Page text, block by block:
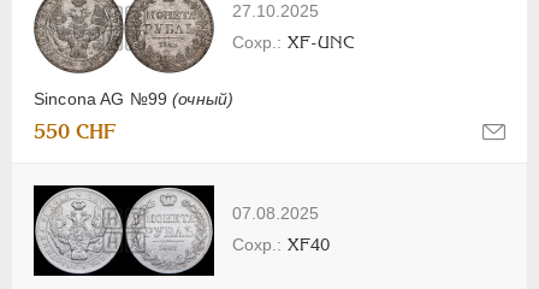
27.10.2025
Sincona AG №99(очный)
XF-UNC
550 CHF
07.08.2025
XF40